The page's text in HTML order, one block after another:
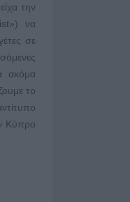
την
να
σε
ακόμα
το
Κύπρο